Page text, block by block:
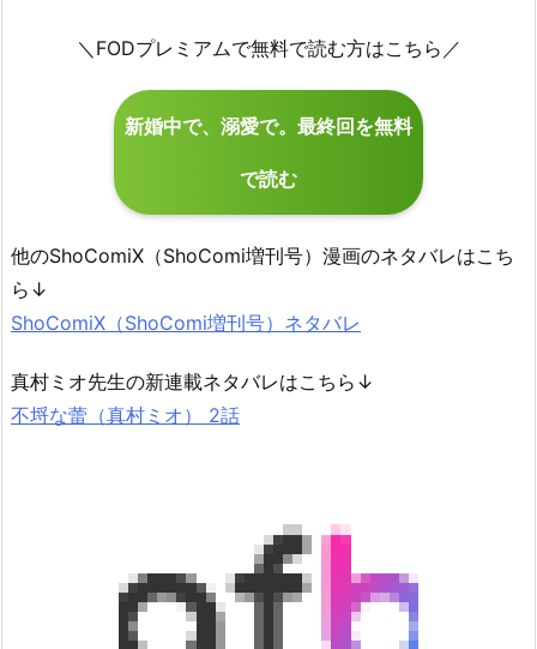
＼FODプレミアムで無料で読む方はこちら／
新婚中で、溺愛で。最終回を無料
で読む
他のShoComiX（ShoComi増刊号）漫画のネタバレはこち
ら↓
ShoComiX（ShoComi増刊号）ネタバレ
真村ミオ先生の新連載ネタバレはこちら↓
不埒な蕾（真村ミオ） 2話